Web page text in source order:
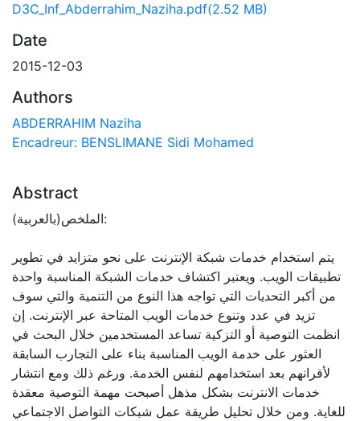
D3C_Inf_Abderrahim_Naziha.pdf(2.52 MB)
Date
2015-12-03
Authors
ABDERRAHIM Naziha
Encadreur: BENSLIMANE Sidi Mohamed
Abstract
الملخص(بالعربية):
يتم استخدام خدمات شبكة الإنترنت على نحو متزايد في تطوير
تطبيقات الويب. ويعتبر اكتشاف خدمات الشبكة المناسبة واحدة
من أكبر التحديات التي تواجه هذا النوع من التنمية والتي سوف
تزيد في عدد وتنوع خدمات الويب المتاحة عبر الإنترنت. إن
انظمت التوصية أو التزكية تساعد المستخدمين خلال البحث في
العثور على خدمة الويب المناسبة بناء على التجارب السابقة
لأقرانهم بعد استخدامهم لنفس الخدمة. ورغم ذلك ومع انتشار
خدمات الانترنت بشكل مذهل أصبحت مهمة التوصية معقدة
للغاية. ومن خلال تحليل طريقة عمل شبكات التواصل الاجتماعي